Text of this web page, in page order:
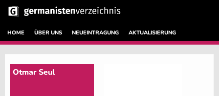
HOME ÜBER UNS NEUEINTRAGUNG AKTUALISIERUNG
Otmar Seul